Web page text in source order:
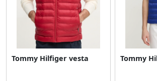
Tommy Hilfiger vesta Tommy